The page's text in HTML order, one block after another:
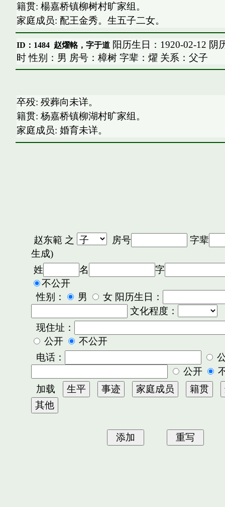
籍贯: 楊嘉桥镇柳树村旷家组。
家庭成员: 配王金秀。生五子二女。
ID：1484 赵燿輅，字于道阳历生日：1920-02-12 阴
时 性别：男 房号：樟树 字辈：燿 关系：父子
卒殁: 殁葬向未详。
籍贯: 杨嘉桥镇柳湖村旷家组。
家庭成员: 婚育未详。
赵东範 之 房号
字辈
生成)
姓
名
字
不公开
性别：
男
女 阳历生日：
文化程度：
现住址：
公开
不公开
电话：
公开
加载